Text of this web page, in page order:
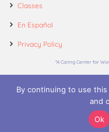
Classes
En Español
Privacy Policy
*A Caring Center for
© 2026.
By continuing to use
and
Ok